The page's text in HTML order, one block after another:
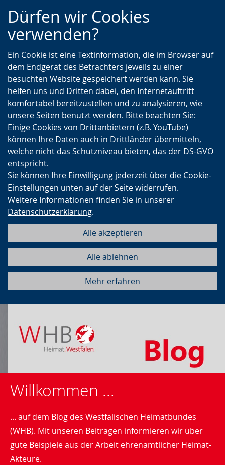
Zur
Hauptnavigation
Zur
Seitennavigation
Zum
Inhalt
Dürfen wir Cookies
verwenden?
Ein Cookie ist eine Textinformation, die im Browser auf
dem Endgerät des Betrachters jeweils zu einer
besuchten Website gespeichert werden kann. Sie
helfen uns und Dritten dabei, den Internetauftritt
komfortabel bereitzustellen und zu analysieren, wie
unsere Seiten benutzt werden. Bitte beachten Sie:
Einige Cookies von Drittanbietern (z.B. YouTube)
können Ihre Daten auch in Drittländer übermitteln,
welche nicht das Schutzniveau bieten, das der DS-GVO
entspricht.
Sie können Ihre Einwilligung jederzeit über die Cookie-
Einstellungen unten auf der Seite widerrufen.
Weitere Informationen finden Sie in unserer
Datenschutzerklärung.
Alle akzeptieren
Alle ablehnen
Mehr erfahren
Willkommen ...
... auf dem Blog des Westfälischen Heimatbundes
(WHB). Mit unseren Beiträgen informieren wir über
gute Beispiele aus der Arbeit ehrenamtlicher Heimat-
Akteure.